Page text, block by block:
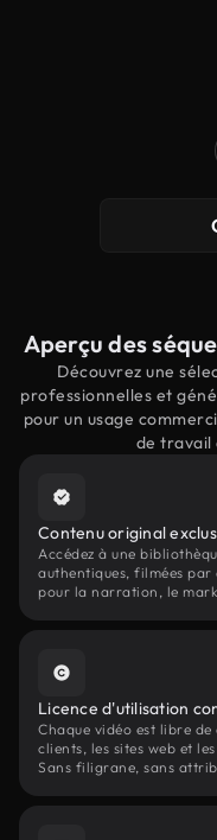
Aperçu des
Découvrez une
professionnelles et
pour un usage
de travail
Contenu original
Accédez à une
authentiques, filmées par
pour la narration, le
Licence d'utilisation
Chaque vidéo est libre
clients, les sites web et
Sans filigrane, sans